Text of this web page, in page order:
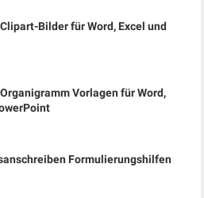
Bilder für Word, Excel und
Vorlagen für Word,
Formulierungshilfen